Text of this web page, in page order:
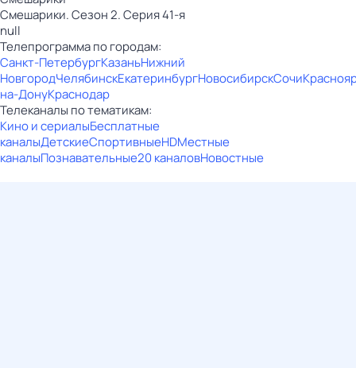
Смешарики. Сезон 2. Серия 41-я
null
Телепрограмма по городам:
Санкт-ПетербургКазаньНижний
НовгородЧелябинскЕкатеринбургНовосибирскСочи
на-ДонуКраснодар
Телеканалы по тематикам:
Кино и сериалыБесплатные
каналыДетскиеСпортивныеHDМестные
каналыПознавательные20 каналовНовостные